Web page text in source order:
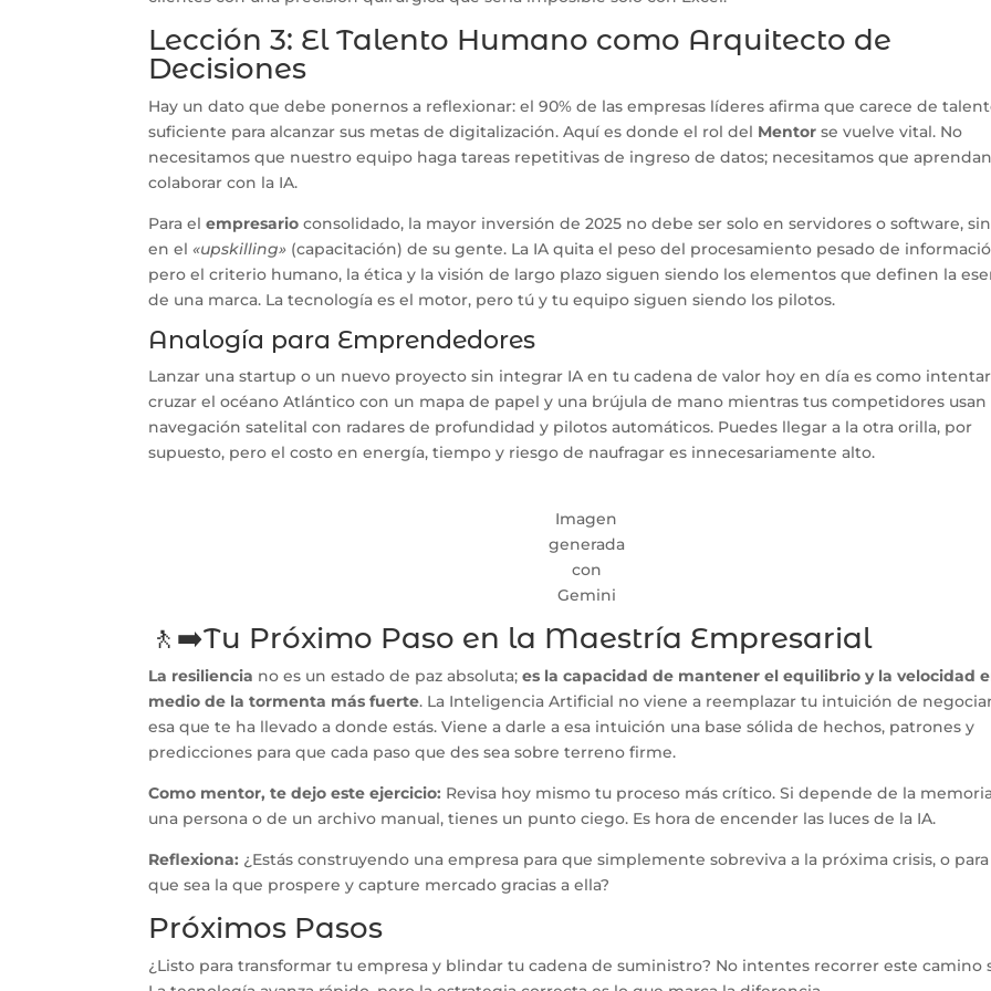
Lección 3: El Talento Humano como Arquitecto de
Decisiones
Hay un dato que debe ponernos a reflexionar: el 90% de las empresas líderes afirma que carece de
suficiente para alcanzar sus metas de digitalización. Aquí es donde el rol del Mentor se vuelve vital. No
necesitamos que nuestro equipo haga tareas repetitivas de ingreso de datos; necesitamos que
colaborar con la IA.
Para elempresario consolidado, la mayor inversión de 2025 no debe ser solo en servidores o software,
en el«upskilling» (capacitación) de su gente. La IA quita el peso del procesamiento pesado de
pero el criterio humano, la ética y la visión de largo plazo siguen siendo los elementos que definen la
de una marca. La tecnología es el motor, pero tú y tu equipo siguen siendo los pilotos.
Analogía para Emprendedores
Lanzar una startup o un nuevo proyecto sin integrar IA en tu cadena de valor hoy en día es como intentar
cruzar el océano Atlántico con un mapa de papel y una brújula de mano mientras tus competidores usan
navegación satelital con radares de profundidad y pilotos automáticos. Puedes llegar a la otra orilla, por
supuesto, pero el costo en energía, tiempo y riesgo de naufragar es innecesariamente alto.
Imagen
generada
con
Gemini
🚶‍➡️Tu Próximo Paso en la Maestría Empresarial
La resiliencia no es un estado de paz absoluta;es la capacidad de mantener el equilibrio y la velocidad
medio de la tormenta más fuerte. La Inteligencia Artificial no viene a reemplazar tu intuición de
esa que te ha llevado a donde estás. Viene a darle a esa intuición una base sólida de hechos, patrones y
predicciones para que cada paso que des sea sobre terreno firme.
Como mentor, te dejo este ejercicio: Revisa hoy mismo tu proceso más crítico. Si depende de la
una persona o de un archivo manual, tienes un punto ciego. Es hora de encender las luces de la IA.
Reflexiona: ¿Estás construyendo una empresa para que simplemente sobreviva a la próxima crisis, o para
que sea la que prospere y capture mercado gracias a ella?
Próximos Pasos
¿Listo para transformar tu empresa y blindar tu cadena de suministro? No intentes recorrer este camino